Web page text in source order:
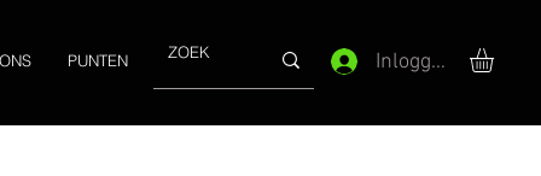
PUNTEN Inloggen